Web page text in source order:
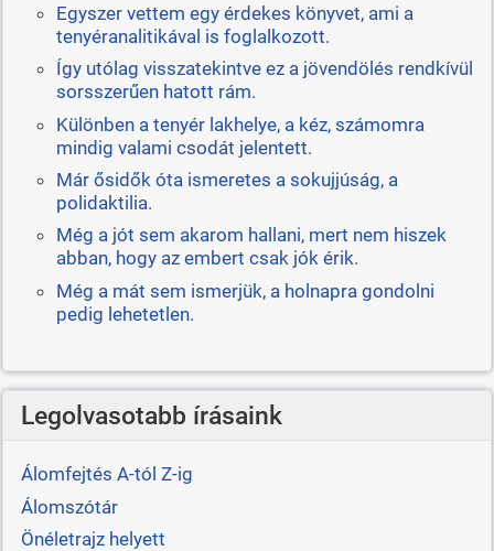
Egyszer vettem egy érdekes könyvet, ami a
tenyéranalitikával is foglalkozott.
Így utólag visszatekintve ez a jövendölés rendkívül
sorsszerűen hatott rám.
Különben a tenyér lakhelye, a kéz, számomra
mindig valami csodát jelentett.
Már ősidők óta ismeretes a sokujjúság, a
polidaktilia.
Még a jót sem akarom hallani, mert nem hiszek
abban, hogy az embert csak jók érik.
Még a mát sem ismerjük, a holnapra gondolni
pedig lehetetlen.
Legolvasotabb írásaink
Álomfejtés A-tól Z-ig
Álomszótár
Önéletrajz helyett